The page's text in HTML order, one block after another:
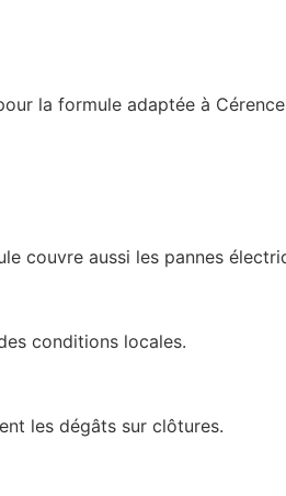
la formule adaptée à
couvre aussi les pannes
conditions locales.
les dégâts sur clôtures.